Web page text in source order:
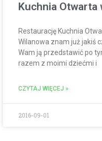
Kuchnia Otwarta
Restaurację Kuchnia
Wilanowa znam już jakiś
Wam ją przedstawić po
razem z moimi dziećmi i
CZYTAJ WIĘCEJ »
2016-09-01